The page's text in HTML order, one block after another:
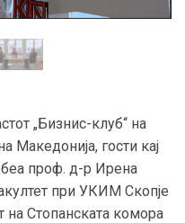
„Бизнис-клуб“ на
Македонија, гости кај
беа проф. д-р Ирена
при УКИМ Скопје
на Стопанската комора